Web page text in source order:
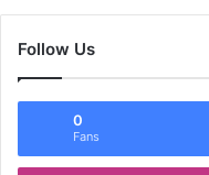
Follow Us
0
Fans